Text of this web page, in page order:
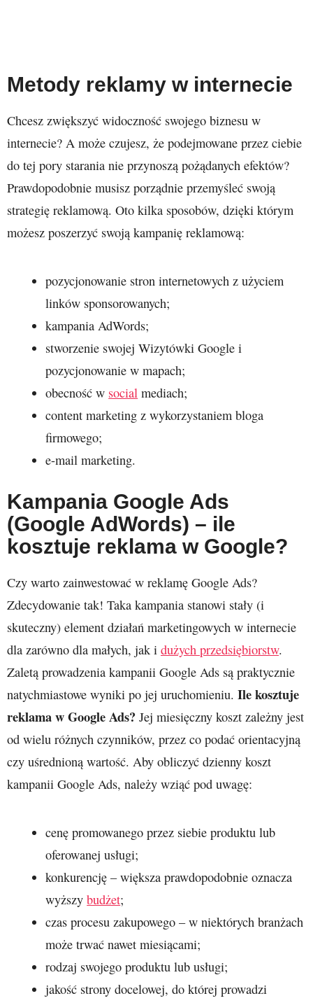
Metody reklamy w internecie
Chcesz zwiększyć widoczność swojego biznesu w
internecie? A może czujesz, że podejmowane przez ciebie
do tej pory starania nie przynoszą pożądanych efektów?
Prawdopodobnie musisz porządnie przemyśleć swoją
strategię reklamową. Oto kilka sposobów, dzięki którym
możesz poszerzyć swoją kampanię reklamową:
pozycjonowanie stron internetowych z użyciem
linków sponsorowanych;
kampania AdWords;
stworzenie swojej Wizytówki Google i
pozycjonowanie w mapach;
obecność w social mediach;
content marketing z wykorzystaniem bloga
firmowego;
e-mail marketing.
Kampania Google Ads
(Google AdWords) – ile
kosztuje reklama w Google?
Czy warto zainwestować w reklamę Google Ads?
Zdecydowanie tak! Taka kampania stanowi stały (i
skuteczny) element działań marketingowych w internecie
dla zarówno dla małych, jak i dużych przedsiębiorstw.
Zaletą prowadzenia kampanii Google Ads są praktycznie
natychmiastowe wyniki po jej uruchomieniu. Ile kosztuje
reklama w Google Ads? Jej miesięczny koszt zależny jest
od wielu różnych czynników, przez co podać orientacyjną
czy uśrednioną wartość. Aby obliczyć dzienny koszt
kampanii Google Ads, należy wziąć pod uwagę:
cenę promowanego przez siebie produktu lub
oferowanej usługi;
konkurencję – większa prawdopodobnie oznacza
wyższybudżet;
czas procesu zakupowego – w niektórych branżach
może trwać nawet miesiącami;
rodzaj swojego produktu lub usługi;
jakość strony docelowej, do której prowadzi